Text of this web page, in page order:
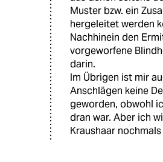
Muster bzw. ein
hergeleitet werden
Nachhinein den
vorgeworfene
darin.
Im Übrigen ist mir
Anschlägen keine
geworden, obwohl
dran war. Aber ich
Kraushaar